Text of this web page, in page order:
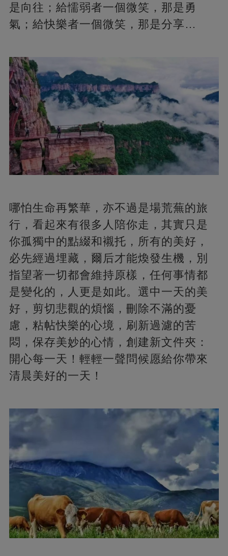
是向往；給懦弱者一個微笑，那是勇
氣；給快樂者一個微笑，那是分享…
哪怕生命再繁華，亦不過是場荒蕪的旅
行，看起來有很多人陪你走，其實只是
你孤獨中的點綴和襯托，所有的美好，
必先經過埋藏，爾后才能煥發生機，別
指望著一切都會維持原樣，任何事情都
是變化的，人更是如此。選中一天的美
好，剪切悲觀的煩惱，刪除不滿的憂
慮，粘帖快樂的心境，刷新過濾的苦
悶，保存美妙的心情，創建新文件夾：
開心每一天！輕輕一聲問候愿給你帶來
清晨美好的一天！